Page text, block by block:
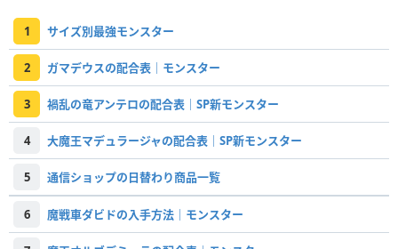
1 サイズ別最強モンスター
2 ガマデウスの配合表｜モンスター
3 禍乱の竜アンテロの配合表｜SP新モンスター
4 大魔王マデュラージャの配合表｜SP新モンスター
5 通信ショップの日替わり商品一覧
6 魔戦車ダビドの入手方法｜モンスター